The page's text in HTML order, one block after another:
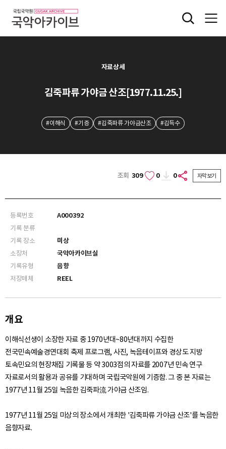
자료상세
김죽파류 가야금 산조[1977.11.25.]
#이해식 #기증 #김죽파류 가야금산조 #김득수
조회 309 0 0 자막보기
등록번호
A000392
기록 분류
기록 장소
미상
소장처
국악아카이브실
기록유형
음향
저장매체
REEL
개요
이해식선생이 소장한 자료 중 1970년대~80년대까지 수집한
전국민속예술경연대회 축제 프로그램, 사진, 녹음테이프와 경상도 지방
토속민요의 현장채집 기록물 등 약 3003점의 자료를 2007년 민속 연구
자료로서의 활용과 공유를 기대하며 국립국악원에 기증함. 그 중 본 자료는
1977년 11월 25일 녹음한 김죽파流 가야금 산조임.
1977년 11월 25일 미상의 장소에서 개최한 '김죽파류 가야금 산조'를 녹음한
음향자료.